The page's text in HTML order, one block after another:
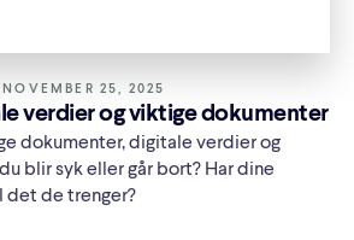
NOVEMBER 25, 2025
verdier og viktige dokumenter
dokumenter, digitale verdier og
blir syk eller går bort? Har dine
det de trenger?